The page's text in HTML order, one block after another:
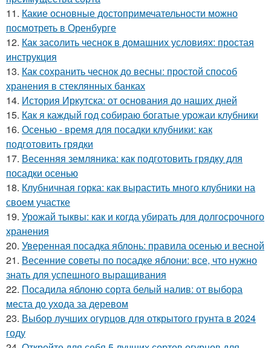
11. Какие основные достопримечательности можно
посмотреть в Оренбурге
12. Как засолить чеснок в домашних условиях: простая
инструкция
13. Как сохранить чеснок до весны: простой способ
хранения в стеклянных банках
14. История Иркутска: от основания до наших дней
15. Как я каждый год собираю богатые урожаи клубники
16. Осенью - время для посадки клубники: как
подготовить грядки
17. Весенняя земляника: как подготовить грядку для
посадки осенью
18. Клубничная горка: как вырастить много клубники на
своем участке
19. Урожай тыквы: как и когда убирать для долгосрочного
хранения
20. Уверенная посадка яблонь: правила осенью и весной
21. Весенние советы по посадке яблони: все, что нужно
знать для успешного выращивания
22. Посадила яблоню сорта белый налив: от выбора
места до ухода за деревом
23. Выбор лучших огурцов для открытого грунта в 2024
году